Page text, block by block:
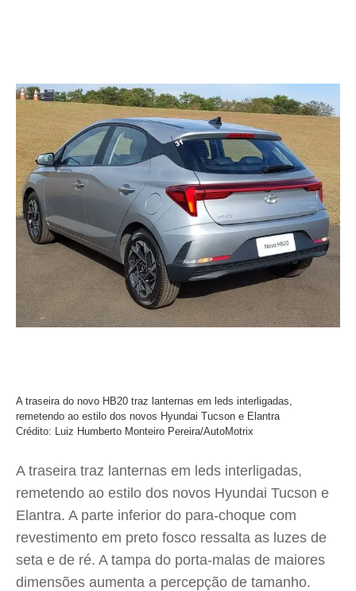
A traseira do novo HB20 traz lanternas em leds interligadas,
remetendo ao estilo dos novos Hyundai Tucson e Elantra
Crédito: Luiz Humberto Monteiro Pereira/AutoMotrix
A traseira traz lanternas em leds interligadas,
remetendo ao estilo dos novos Hyundai Tucson e
Elantra. A parte inferior do para-choque com
revestimento em preto fosco ressalta as luzes de
seta e de ré. A tampa do porta-malas de maiores
dimensões aumenta a percepção de tamanho.